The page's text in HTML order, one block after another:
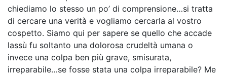
chiediamo lo stesso un po’ di comprensione…si tratta
di cercare una verità e vogliamo cercarla al vostro
cospetto. Siamo qui per sapere se quello che accade
lassù fu soltanto una dolorosa crudeltà umana o
invece una colpa ben più grave, smisurata,
irreparabile…se fosse stata una colpa irreparabile? Me